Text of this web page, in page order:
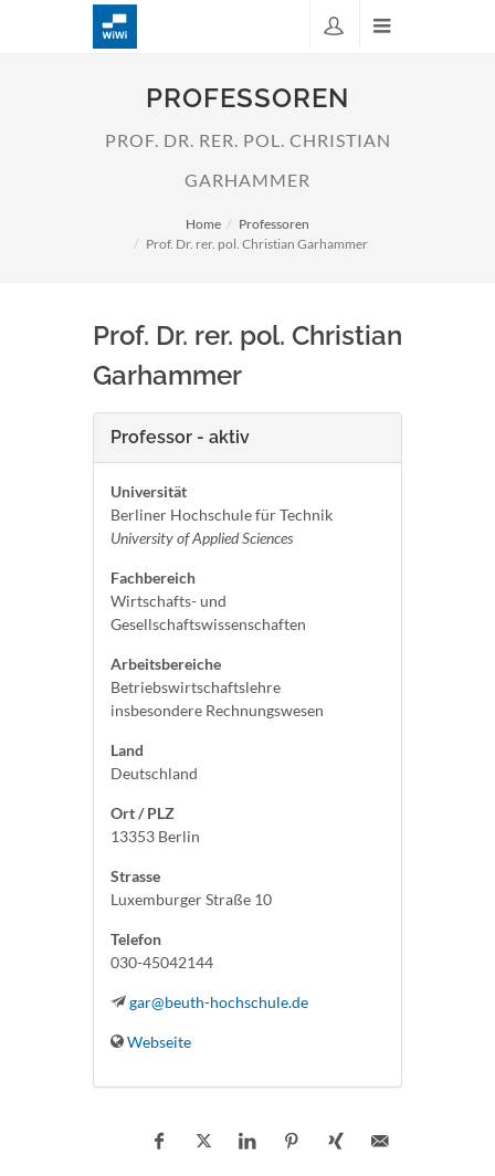
PROFESSOREN
PROF. DR. RER. POL. CHRISTIAN
GARHAMMER
Home
Professoren
Prof. Dr. rer. pol. Christian Garhammer
Prof. Dr. rer. pol. Christian
Garhammer
Professor - aktiv
Universität
Berliner Hochschule für Technik
University of Applied Sciences
Fachbereich
Wirtschafts- und
Gesellschaftswissenschaften
Arbeitsbereiche
Betriebswirtschaftslehre
insbesondere Rechnungswesen
Land
Deutschland
Ort / PLZ
13353 Berlin
Strasse
Luxemburger Straße 10
Telefon
030-45042144
gar@beuth-hochschule.de
Webseite